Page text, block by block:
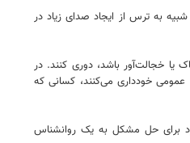
به ترس از ایجاد صدای زیاد در
خجالت‌آور باشد، دوری کنند. در
خودداری می‌کنند، کسانی که
برای حل مشکل به یک روانشناس